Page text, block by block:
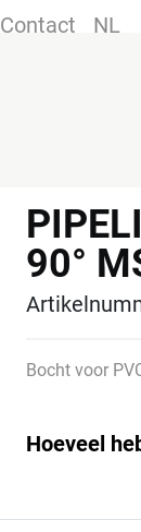
Contact
NL
90°
Bocht voor
Hoeveel